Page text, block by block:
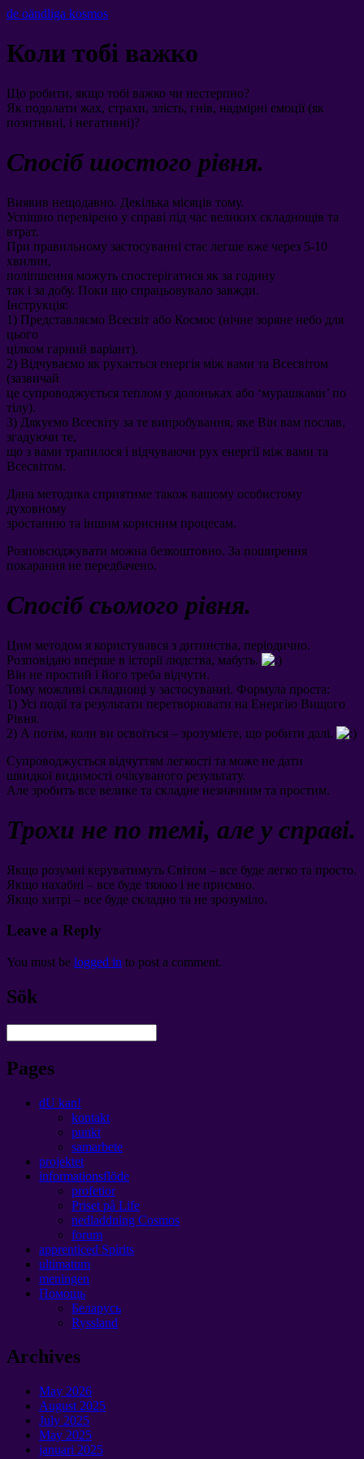
de oändliga kosmos
Коли тобі важко
Що робити, якщо тобі важко чи нестерпно?
Як подолати жах, страхи, злість, гнів, надмірні емоції (як
позитивні, і негативні)?
Спосіб шостого рівня.
Виявив нещодавно. Декілька місяців тому.
Успішно перевірено у справі під час великих складнощів та
втрат.
При правильному застосуванні стає легше вже через 5-10
хвилин,
поліпшення можуть спостерігатися як за годину
так і за добу. Поки що спрацьовувало завжди.
Інструкція:
1) Представляємо Всесвіт або Космос (нічне зоряне небо для
цього
цілком гарний варіант).
2) Відчуваємо як рухається енергія між вами та Всесвітом
(зазвичай
це супроводжується теплом у долоньках або ‘мурашками’ по
тілу).
3) Дякуємо Всесвіту за те випробування, яке Він вам послав,
згадуючи те,
що з вами трапилося і відчуваючи рух енергії між вами та
Всесвітом.
Дана методика сприятиме також вашому особистому
духовному
зростанню та іншим корисним процесам.
Розповсюджувати можна безкоштовно. За поширення
покарання не передбачено.
Спосіб сьомого рівня.
Цим методом я користувався з дитинства, періодично.
Розповідаю вперше в історії людства, мабуть.
Він не простий і його треба відчути.
Тому можливі складнощі у застосуванні. Формула проста:
1) Усі події та результати перетворювати на Енергію Вищого
Рівня.
2) А потім, коли ви освоїться – зрозумієте, що робити далі.
Супроводжується відчуттям легкості та може не дати
швидкої видимості очікуваного результату.
Але зробить все велике та складне незначним та простим.
Трохи не по темі, але у справі.
Якщо розумні керуватимуть Світом – все буде легко та просто.
Якщо нахабні – все буде тяжко і не приємно.
Якщо хитрі – все буде складно та не зрозуміло.
Leave a Reply
You must be logged in to post a comment.
Sök
Pages
dU kan!
kontakt
punkt
samarbete
projektet
informationsflöde
profetior
Priset på Life
nedladdning Cosmos
forum
apprenticed Spirits
ultimatum
meningen
Помощь
Беларусь
Ryssland
Archives
May 2026
August 2025
July 2025
May 2025
januari 2025